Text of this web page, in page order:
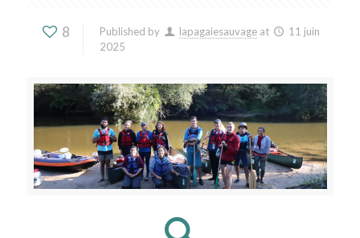
8 Published by lapagaiesauvage at
11 juin
2025